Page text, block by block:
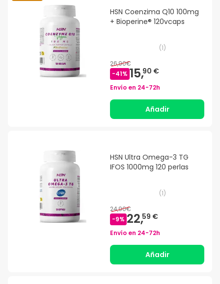
HSN Coenzima Q10 100mg
+ Bioperine® 120vcaps
(1)
26,90€
-41% 15,90 €
Envío en 24-72h
Añadir
HSN Ultra Omega-3 TG
IFOS 1000mg 120 perlas
(1)
24,90€
-9% 22,59 €
Envío en 24-72h
Añadir